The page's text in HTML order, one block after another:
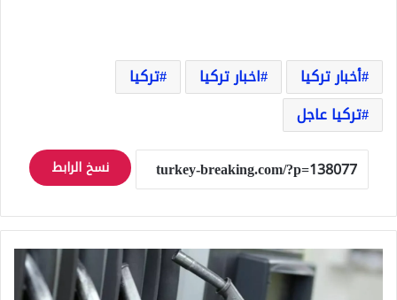
أخبار تركيا اخبار تركيا
تركيا
تركيا عاجل
نسخ الرابط
أسعار
الديزل